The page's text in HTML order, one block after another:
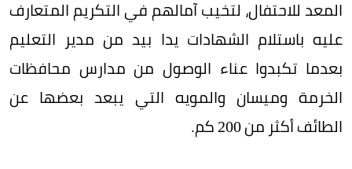
المعد للاحتفال، لتخيب آمالهم في التكريم المتعارف
عليه باستلام الشهادات يدا بيد من مدير التعليم
بعدما تكبدوا عناء الوصول من مدارس محافظات
الخرمة وميسان والمويه التي يبعد بعضها عن
الطائف أكثر من 200 كم.